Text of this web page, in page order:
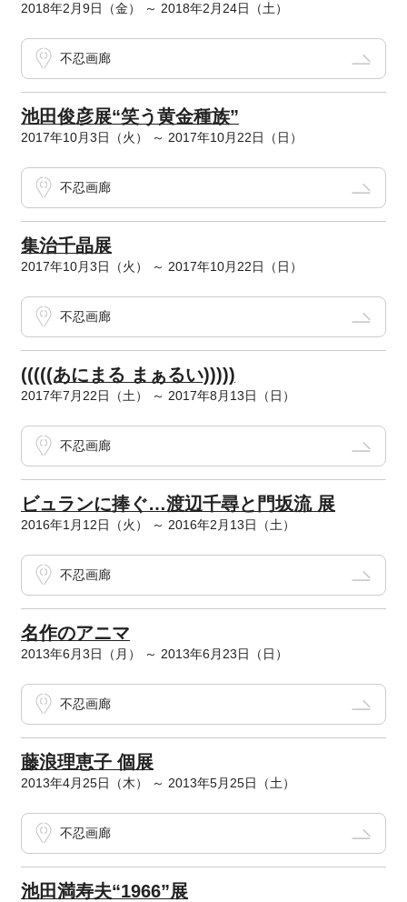
2018年2月9日（金） ～ 2018年2月24日（土）
不忍画廊
池田俊彦展“笑う黄金種族”
2017年10月3日（火） ～ 2017年10月22日（日）
不忍画廊
集治千晶展
2017年10月3日（火） ～ 2017年10月22日（日）
不忍画廊
(((((あにまる まぁるい)))))
2017年7月22日（土） ～ 2017年8月13日（日）
不忍画廊
ビュランに捧ぐ…渡辺千尋と門坂流 展
2016年1月12日（火） ～ 2016年2月13日（土）
不忍画廊
名作のアニマ
2013年6月3日（月） ～ 2013年6月23日（日）
不忍画廊
藤浪理恵子 個展
2013年4月25日（木） ～ 2013年5月25日（土）
不忍画廊
池田満寿夫“1966”展